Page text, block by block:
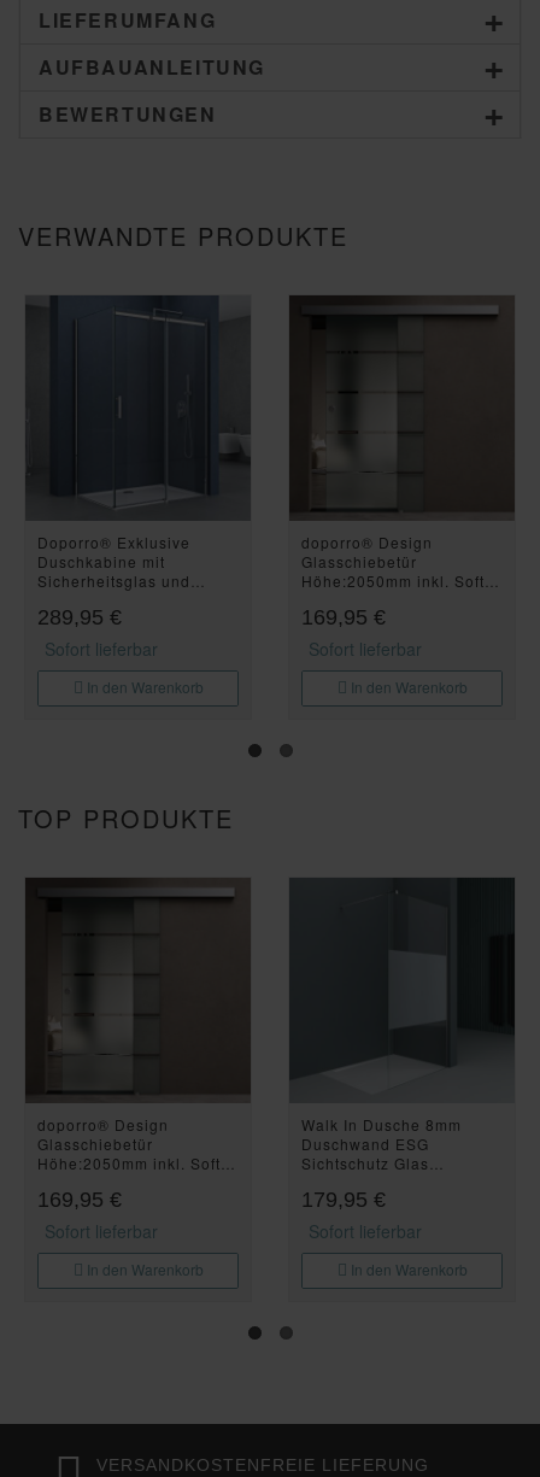
LIEFERUMFANG
AUFBAUANLEITUNG
BEWERTUNGEN
VERWANDTE PRODUKTE
Doporro® Exklusive
Duschkabine mit
Sicherheitsglas und
80x120 cm Eck-Dusche
mit praktischer Schiebetür
Ravenna18K
289,95 €
Sofort lieferbar
In den Warenkorb
doporro® Design
Glasschiebetür
Höhe:2050mm inkl. Soft-
Wandabstand Schiebetür
mit ESG-Sicherheitsglas
Zimmertür Glas mit 5-
Milchglas-Streifen Amalfi
169,95 €
Sofort lieferbar
In den Warenkorb
TOP PRODUKTE
doporro® Design
Glasschiebetür
Höhe:2050mm inkl. Soft-
Wandabstand Schiebetür
mit ESG-Sicherheitsglas
Zimmertür Glas mit 5-
Milchglas-Streifen Amalfi
169,95 €
Sofort lieferbar
In den Warenkorb
Walk In Dusche 8mm
Duschwand ESG
Sichtschutz Glas
BR01MS
179,95 €
Sofort lieferbar
In den Warenkorb
VERSANDKOSTENFREIE LIEFERUNG